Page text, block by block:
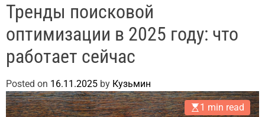
Тренды поисковой
оптимизации в 2025 году: что
работает сейчас
Posted on 16.11.2025 by Кузьмин
1 min read